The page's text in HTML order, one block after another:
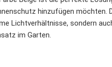
hinzufügen möchten.
Lichtverhältnisse, sondern
im Garten.